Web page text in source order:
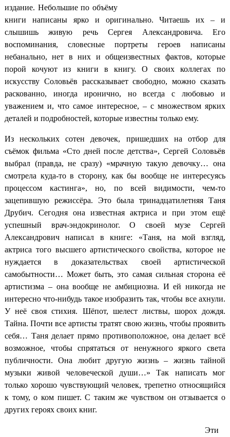
издание. Небольшие по объёму
книги написаны ярко и оригинально. Читаешь их – и
слышишь живую речь Сергея Александровича. Его
воспоминания, словесные портреты героев написаны
небанально, нет в них и общеизвестных фактов, которые
порой кочуют из книги в книгу. О своих коллегах по
искусству Соловьёв рассказывает свободно, можно сказать
раскованно, иногда иронично, но всегда с любовью и
уважением и, что самое интересное, – с множеством ярких
деталей и подробностей, которые известны только ему.
Из нескольких сотен девочек, пришедших на отбор для
съёмок фильма «Сто дней после детства», Сергей Соловьёв
выбрал (правда, не сразу) «мрачную такую девочку… она
смотрела куда-то в сторону, как бы вообще не интересуясь
процессом кастинга», но, по всей видимости, чем-то
зацепившую режиссёра. Это была тринадцатилетняя Таня
Друбич. Сегодня она известная актриса и при этом ещё
успешный врач-эндокринолог. О своей музе Сергей
Александрович написал в книге: «Таня, на мой взгляд,
актриса того высшего артистического свойства, которое не
нуждается в доказательствах своей артистической
самобытности… Может быть, это самая сильная сторона её
артистизма – она вообще не амбициозна. И ей никогда не
интересно что-нибудь такое изобразить так, чтобы все ахнули.
У неё своя стихия. Шёпот, шелест листвы, шорох дождя.
Тайна. Почти все артисты тратят свою жизнь, чтобы проявить
себя… Таня делает прямо противоположное, она делает всё
возможное, чтобы спрятаться от ненужного яркого света
публичности. Она любит другую жизнь – жизнь тайной
музыки живой человеческой души…» Так написать мог
только хорошо чувствующий человек, трепетно относящийся
к тому, о ком пишет. С таким же чувством он отзывается о
других героях своих книг.
Эти